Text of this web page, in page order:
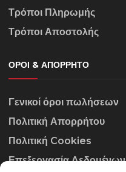
Τρόποι Πληρωμής
Τρόποι Αποστολής
ΌΡΟΙ & ΑΠΌΡΡΗΤΟ
Γενικοί όροι πωλήσεων
Πολιτική Απορρήτου
Πολιτική Cookies
Επεξεργασία Δεδομένων